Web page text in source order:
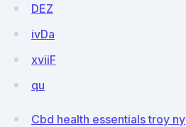
DEZ
ivDa
xviiF
qu
Cbd health essentials troy ny